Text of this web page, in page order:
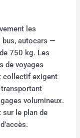
les
bus, autocars —
750 kg. Les
de voyages
collectif exigent
volumineux.
sur le plan de